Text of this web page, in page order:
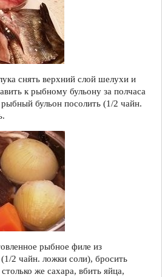
снять верхний слой шелухи и
к рыбному бульону за полчаса
бульон посолить (1/2 чайн.
рыбное филе из
2 чайн. ложки соли), бросить
же сахара, вбить яйца,